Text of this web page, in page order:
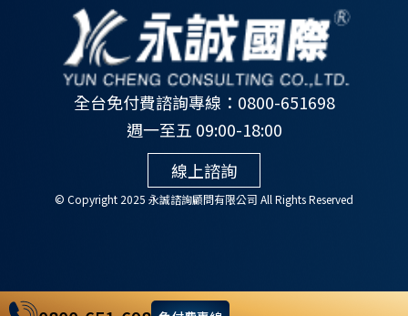
全台免付費諮詢專線：0800-651698
週一至五 09:00-18:00
線上諮詢
© Copyright 2025 永誠諮詢顧問有限公司 All Rights Reserved